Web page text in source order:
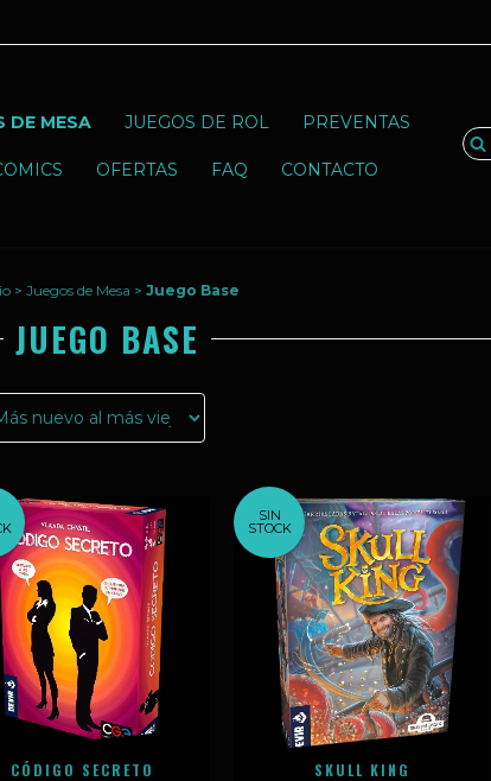
DE MESA JUEGOS DE ROL PREVENTAS
OFERTAS FAQ CONTACTO
> Juegos de Mesa > Juego Base
JUEGO BASE
CÓDIGO SECRETO
SIN
STOCK
SKULL KING